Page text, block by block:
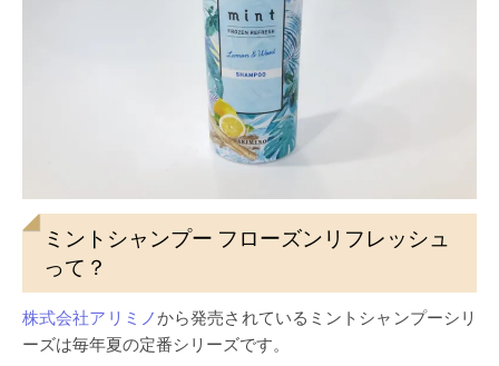
ミントシャンプー フローズンリフレッシュ
って？
株式会社アリミノから発売されているミントシャンプーシリ
ーズは毎年夏の定番シリーズです。